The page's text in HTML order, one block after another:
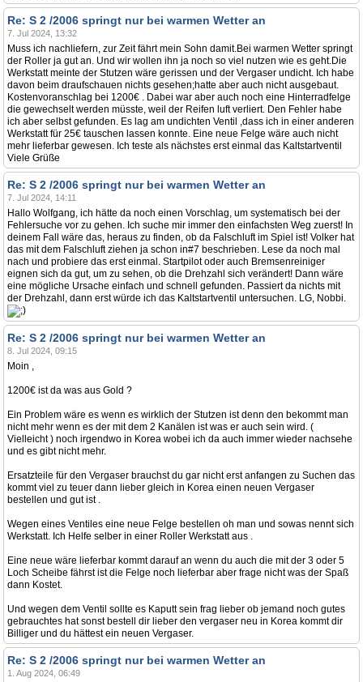
Re: S 2 /2006 springt nur bei warmen Wetter an
7. Jul 2024, 13:32
Muss ich nachliefern, zur Zeit fährt mein Sohn damit.Bei warmen Wetter springt
der Roller ja gut an. Und wir wollen ihn ja noch so viel nutzen wie es geht.Die
Werkstatt meinte der Stutzen wäre gerissen und der Vergaser undicht. Ich habe
davon beim draufschauen nichts gesehen;hatte aber auch nicht ausgebaut.
Kostenvoranschlag bei 1200€ . Dabei war aber auch noch eine Hinterradfelge
die gewechselt werden müsste, weil der Reifen luft verliert. Den Fehler habe
ich aber selbst gefunden. Es lag am undichten Ventil ,dass ich in einer anderen
Werkstatt für 25€ tauschen lassen konnte. Eine neue Felge wäre auch nicht
mehr lieferbar gewesen. Ich teste als nächstes erst einmal das Kaltstartventil
Viele Grüße
Re: S 2 /2006 springt nur bei warmen Wetter an
7. Jul 2024, 14:11
Hallo Wolfgang, ich hätte da noch einen Vorschlag, um systematisch bei der
Fehlersuche vor zu gehen. Ich suche mir immer den einfachsten Weg zuerst! In
deinem Fall wäre das, heraus zu finden, ob da Falschluft im Spiel ist! Volker hat
das mit dem Falschluft ziehen ja schon in#7 beschrieben. Lese da noch mal
nach und probiere das erst einmal. Startpilot oder auch Bremsenreiniger
eignen sich da gut, um zu sehen, ob die Drehzahl sich verändert! Dann wäre
eine mögliche Ursache einfach und schnell gefunden. Passiert da nichts mit
der Drehzahl, dann erst würde ich das Kaltstartventil untersuchen. LG, Nobbi.
Re: S 2 /2006 springt nur bei warmen Wetter an
8. Jul 2024, 09:15
Moin ,
1200€ ist da was aus Gold ?
Ein Problem wäre es wenn es wirklich der Stutzen ist denn den bekommt man
nicht mehr wenn es der mit dem 2 Kanälen ist was er auch sein wird. (
Vielleicht ) noch irgendwo in Korea wobei ich da auch immer wieder nachsehe
und es gibt nicht mehr.
Ersatzteile für den Vergaser brauchst du gar nicht erst anfangen zu Suchen das
kommt viel zu teuer dann lieber gleich in Korea einen neuen Vergaser
bestellen und gut ist .
Wegen eines Ventiles eine neue Felge bestellen oh man und sowas nennt sich
Werkstatt. Ich Helfe selber in einer Roller Werkstatt aus .
Eine neue wäre lieferbar kommt darauf an wenn du auch die mit der 3 oder 5
Loch Scheibe fährst ist die Felge noch lieferbar aber frage nicht was der Spaß
dann Kostet.
Und wegen dem Ventil sollte es Kaputt sein frag lieber ob jemand noch gutes
gebrauchtes hat sonst bestell dir lieber den vergaser neu in Korea kommt dir
Billiger und du hättest ein neuen Vergaser.
Re: S 2 /2006 springt nur bei warmen Wetter an
1. Aug 2024, 06:49